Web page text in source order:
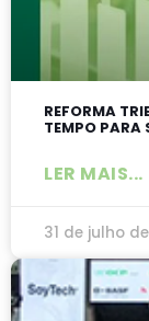
REFORMA
TEMPO PARA
LER MAIS...
31 de julho